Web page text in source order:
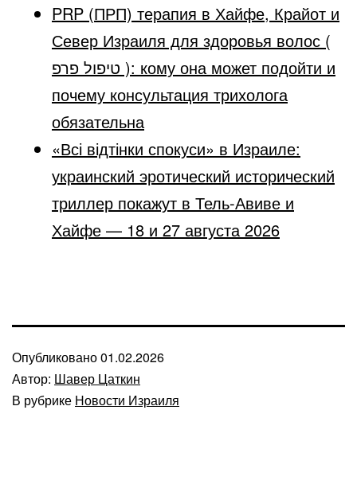
PRP (ПРП) терапия в Хайфе, Крайот и
Север Израиля для здоровья волос (
טיפול פרפ ): кому она может подойти и
почему консультация трихолога
обязательна
«Всі відтінки спокуси» в Израиле:
украинский эротический исторический
триллер покажут в Тель-Авиве и
Хайфе — 18 и 27 августа 2026
Опубликовано01.02.2026
Автор: Шавер Цаткин
В рубрике Новости Израиля